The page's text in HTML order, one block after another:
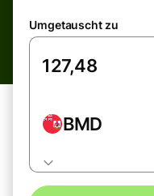
Umgetauscht zu
BMD